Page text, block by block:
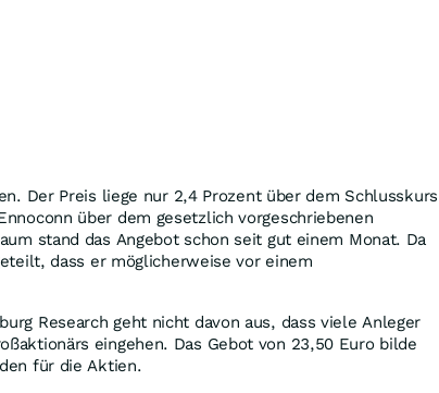
Der Preis liege nur 2,4 Prozent über dem Schlusskurs
über dem gesetzlich vorgeschriebenen
stand das Angebot schon seit gut einem Monat. Da
dass er möglicherweise vor einem
Research geht nicht davon aus, dass viele Anleger
eingehen. Das Gebot von 23,50 Euro bilde
für die Aktien.